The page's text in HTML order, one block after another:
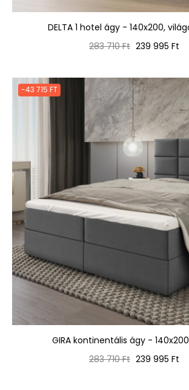
DELTA 1 hotel ágy - 140x200,
Normál
283 710 Ft Ár
239 995 Ft
-43 715 FT
GIRA kontinentális ágy -
Normál
283 710 Ft Ár
239 995 Ft